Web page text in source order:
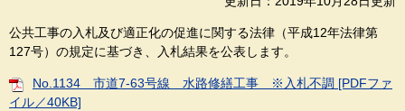
公共工事の入札及び適正化の促進に関する法律（平成12年法律第
127号）の規定に基づき、入札結果を公表します。
No.1134 市道7-63号線 水路修繕工事 ※入札不調 [PDFファ
イル／40KB]